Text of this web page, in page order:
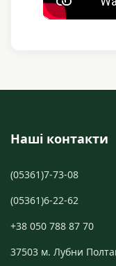
Наші контакти
(05361)7-73-08
(05361)6-22-62
+38 050 788 87 70
37503 м. Лубни